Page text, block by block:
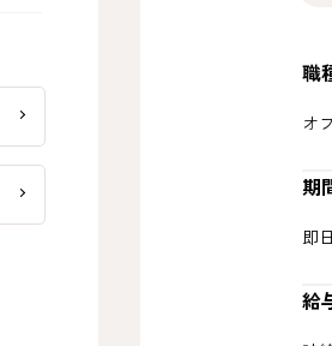
職
オ
期
即
給